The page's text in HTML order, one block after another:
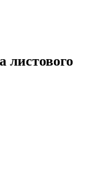
листового